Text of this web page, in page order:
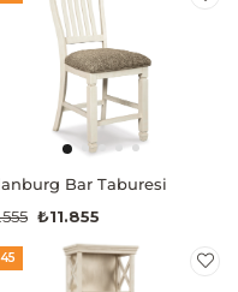
Bar Taburesi
₺11.855